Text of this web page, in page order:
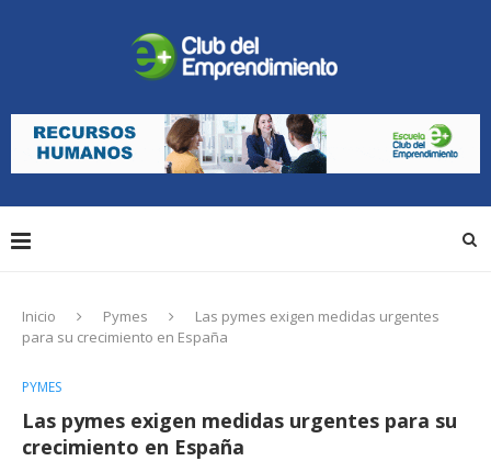
Inicio Pymes
Las pymes exigen medidas urgentes
para su crecimiento en España
PYMES
Las pymes exigen medidas urgentes para su
crecimiento en España